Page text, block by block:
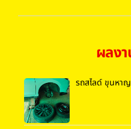
ผลง
รถสไลด์ ขุนหา